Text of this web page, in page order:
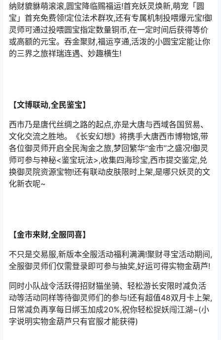
纳财貔貅萌滚滚,圆宝降临赐福运!首充妖灵焕新,萌宠「圆
宝」首充免费领!定位法术群攻,还有专属机制投喂爆元宝!御
灵师可通过投喂圆宝指定数量铜币,在一定时间后获得等价
或高额的元宝。吞金聚财,福运亨通,活泼的小圆宝定能让你
的三界之旅祥瑞连遇、妙趣横生!
【文博联动,全民鉴宝】
西市乃是唐代丝绸之路的起点,亦是大唐与西域各国贸易、
文化交流之胜地。《长安幻想》将携手大唐西市博物馆,带
各位御灵师开启全民淘金之旅,梦回繁华“金市”之盛况!御灵
师可参与神秘<鉴宝玩法>,收集四海珍宝,西市提交鉴定,兑
换御灵院资源宝物!还有联动皮肤限时上架,是哪只妖灵的文
化新衣呢~
【金市来财,全服同喜】
不只是交易服,新版本全服活动福利满满!聚财寻宝活动期间,
全服御灵师们仅需登录即可参与抽奖,好运可得实物金葫芦!
同时小队战令活跃得招财猫坐骑、轻松游长安限时减负活
动等活动同样等待御灵师们的参与!还有超值48双月卡上架,
日常减负再享每日绑玉加成20%,祝你轻松捉妖闯江湖~(小
字说明实物金葫芦只有官服才能获得)